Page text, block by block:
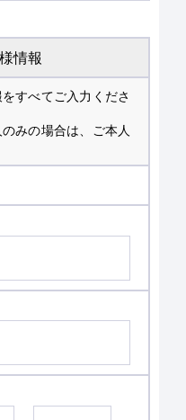
情報
すべてご入力くださ
みの場合は、ご本人